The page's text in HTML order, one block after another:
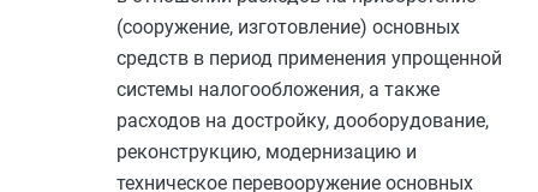
(сооружение, изготовление) основных
средств в период применения упрощенной
системы налогообложения, а также
расходов на достройку, дооборудование,
реконструкцию, модернизацию и
техническое перевооружение основных